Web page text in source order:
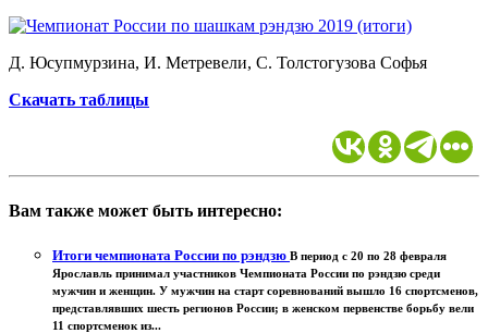
Д. Юсупмурзина, И. Метревели, С. Толстогузова Софья
Скачать таблицы
Вам также может быть интересно:
Итоги чемпионата России по рэндзю В период с 20 по 28 февраля
Ярославль принимал участников Чемпионата России по рэндзю среди
мужчин и женщин. У мужчин на старт соревнований вышло 16 спортсменов,
представлявших шесть регионов России; в женском первенстве борьбу вели
11 спортсменок из...